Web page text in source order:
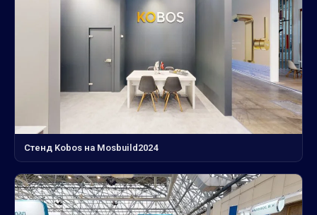
Стенд Kobos на Mosbuild2024